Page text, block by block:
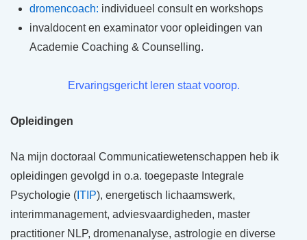
dromencoach: individueel consult en workshops
invaldocent en examinator voor opleidingen van
Academie Coaching & Counselling.
Ervaringsgericht leren staat voorop.
Opleidingen
Na mijn doctoraal Communicatiewetenschappen heb ik
opleidingen gevolgd in o.a. toegepaste Integrale
Psychologie ( ITIP), energetisch lichaamswerk,
interimmanagement, adviesvaardigheden, master
practitioner NLP, dromenanalyse, astrologie en diverse